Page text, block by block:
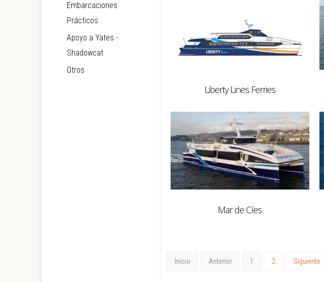
Liberty Lines Ferries
Mar de Cíes
Inicio Anterior 1 2 Siguiente
Embarcaciones
Prácticos
Apoyo a Yates -
Shadowcat
Otros